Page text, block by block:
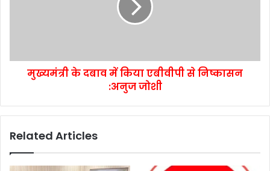
मुख्यमंत्री के दबाव में किया एबीवीपी से निष्कासन
:अनुज जोशी
Related Articles